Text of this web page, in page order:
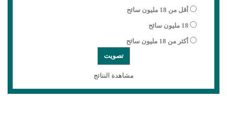
أقل من 18 مليون سائح
18 مليون سائح
أكثر من 18 مليون سائح
مشاهدة النتائج